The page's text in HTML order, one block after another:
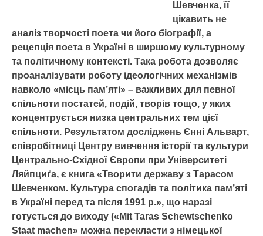
Шевченка, її
цікавить не
аналіз творчості поета чи його біографії, а
рецепція поета в Україні в ширшому культурному
та політичному контексті. Така робота дозволяє
проаналізувати роботу ідеологічних механізмів
навколо «місць пам’яті» – важливих для певної
спільноти постатей, подій, творів тощо, у яких
концентрується низка центральних тем цієї
спільноти. Результатом досліджень Єнні Альварт,
співробітниці Центру вивчення історії та культури
Центрально-Східної Європи при Університеті
Ляйпциґа, є книга «Творити державу з Тарасом
Шевченком. Культура спогадів та політика пам’яті
в Україні перед та після 1991 р.», що наразі
готується до виходу («Mit Taras Schewtschenko
Staat machen» можна перекласти з німецької